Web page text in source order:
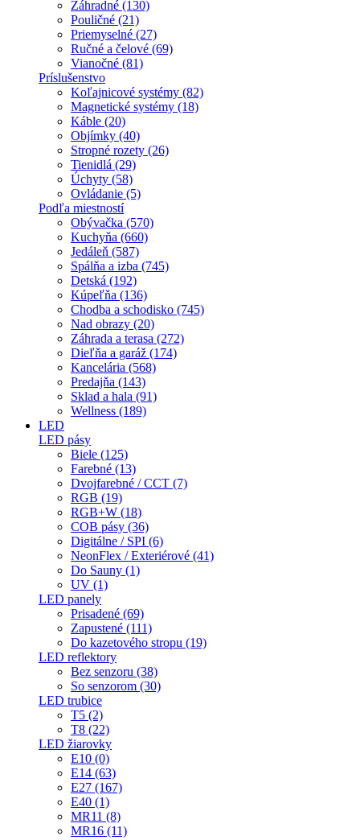
Záhradné (130)
Pouličné (21)
Priemyselné (27)
Ručné a čelové (69)
Vianočné (81)
Príslušenstvo
Koľajnicové systémy (82)
Magnetické systémy (18)
Káble (20)
Objímky (40)
Stropné rozety (26)
Tienidlá (29)
Úchyty (58)
Ovládanie (5)
Podľa miestností
Obývačka (570)
Kuchyňa (660)
Jedáleň (587)
Spálňa a izba (745)
Detská (192)
Kúpeľňa (136)
Chodba a schodisko (745)
Nad obrazy (20)
Záhrada a terasa (272)
Dieľňa a garáž (174)
Kancelária (568)
Predajňa (143)
Sklad a hala (91)
Wellness (189)
LED
LED pásy
Biele (125)
Farebné (13)
Dvojfarebné / CCT (7)
RGB (19)
RGB+W (18)
COB pásy (36)
Digitálne / SPI (6)
NeonFlex / Exteriérové (41)
Do Sauny (1)
UV (1)
LED panely
Prisadené (69)
Zapustené (111)
Do kazetového stropu (19)
LED reflektory
Bez senzoru (38)
So senzorom (30)
LED trubice
T5 (2)
T8 (22)
LED žiarovky
E10 (0)
E14 (63)
E27 (167)
E40 (1)
MR11 (8)
MR16 (11)